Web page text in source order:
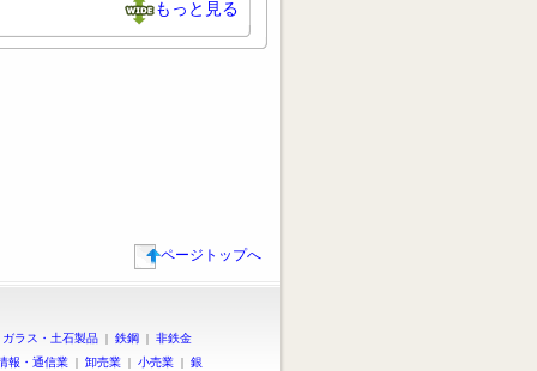
もっと見る
ページトップへ
ガラス・土石製品 | 鉄鋼 | 非鉄金
報・通信業 | 卸売業 | 小売業 | 銀